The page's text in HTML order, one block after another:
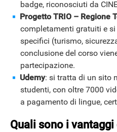
badge, riconosciuti da
Progetto TRIO – Regione
completamenti gratuiti e
specifici (turismo,
conclusione del corso
partecipazione.
Udemy: si tratta di un sito
studenti, con oltre 7000
a pagamento di lingue,
Quali sono i